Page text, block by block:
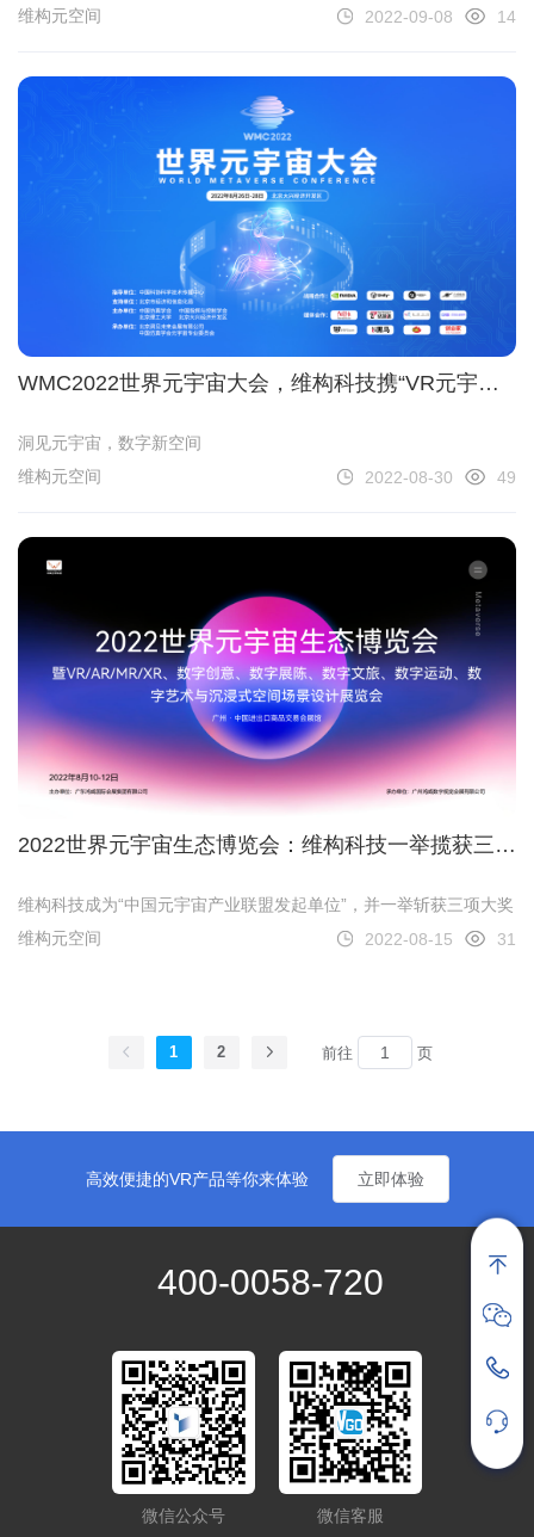
维构元空间
2022-09-08 14
WMC2022世界元宇宙大会，维构科技携“VR元宇
洞见元宇宙，数字新空间
维构元空间
2022-08-30 49
2022世界元宇宙生态博览会：维构科技一举揽获三项
维构科技成为“中国元宇宙产业联盟发起单位”，并一举斩获三项大奖
维构元空间
2022-08-15 31
1 2 前往 页
高效便捷的VR产品等你来体验 立即体验
400-0058-720
微信公众号 微信客服